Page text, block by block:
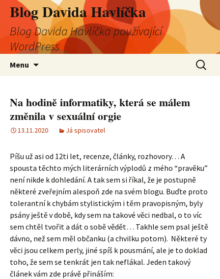
Blog Davida Havlíčka
Blog Davida Havlíčka používající
WordPress
Menu
Na hodině informatiky, která se málem
změnila v sexuální orgie
13.11.2020 Já spisovatel
Píšu už asi od 12ti let, recenze, články, rozhovory… A
spousta těchto mých literárních výplodů z mého “pravěku”
není nikde k dohledání. A tak sem si říkal, že je postupně
některé zveřejním alespoň zde na svém blogu. Buďte proto
tolerantní k chybám stylistickým i těm pravopisným, byly
psány ještě v době, kdy sem na takové věci nedbal, o to víc
sem chtěl tvořit a dát o sobě vědět… Takhle sem psal ještě
dávno, než sem měl občanku (a chvilku potom). Některé ty
věci jsou celkem perly, jiné spíš k pousmání, ale je to doklad
toho, že sem se tenkrát jen tak neflákal. Jeden takový
článek vám zde právě přináším: